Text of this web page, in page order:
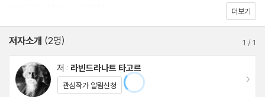
더보기
저자소개 (2명) 1 /1
저 : 라빈드라나트 타고르
관심작가 알림신청